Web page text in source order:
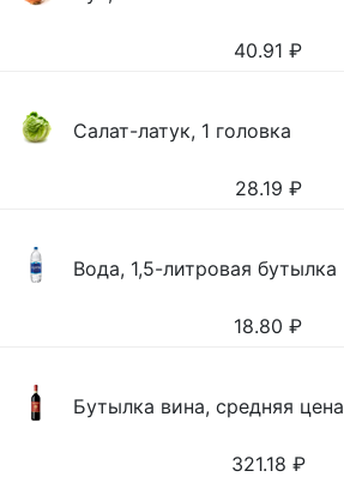
40.91 ₽
Салат-латук, 1 головка
28.19 ₽
Вода, 1,5-литровая бутылка
18.80 ₽
Бутылка вина, средняя цена
321.18 ₽